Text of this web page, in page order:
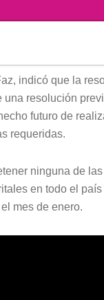
indicó que la
resolución
futuro de
requeridas.
ninguna de
en todo el
mes de enero.